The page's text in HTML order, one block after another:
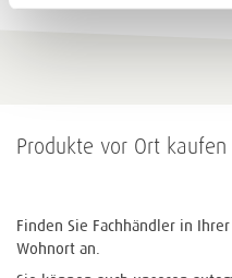
Produkte vor Ort kaufen
Finden Sie Fachhändler in
Wohnort an.